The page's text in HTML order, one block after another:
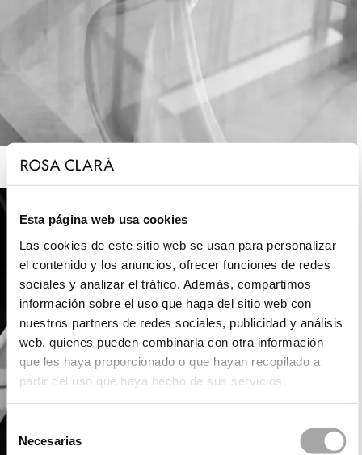
Esta página web usa cookies
Las cookies de este sitio web se usan para personalizar
el contenido y los anuncios, ofrecer funciones de redes
sociales y analizar el tráfico. Además, compartimos
información sobre el uso que haga del sitio web con
nuestros partners de redes sociales, publicidad y análisis
web, quienes pueden combinarla con otra información
que les haya proporcionado o que hayan recopilado a
partir del uso que haya hecho de sus servicios.
Necesarias
ROSA CLARÁ SOFT